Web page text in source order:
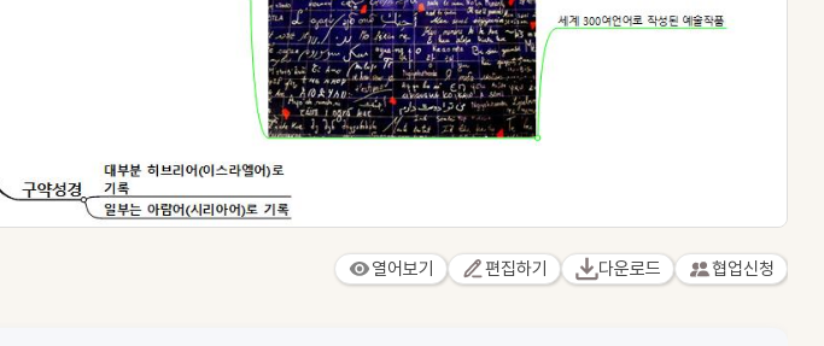
열어보기 편집하기 다운로드 협업신청